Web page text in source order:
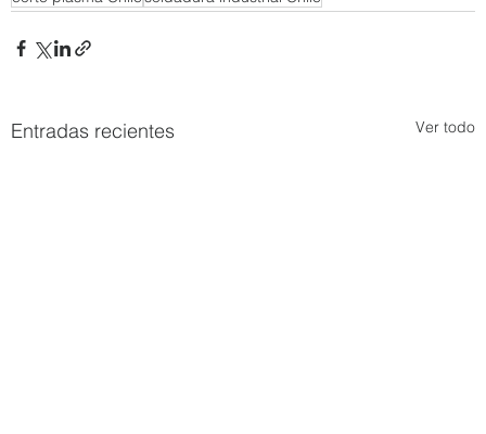
Entradas recientes Ver todo